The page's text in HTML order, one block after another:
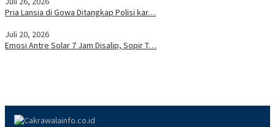
Pria Lansia di Gowa Ditangkap Polisi kar…
Juli 20, 2026
Emosi Antre Solar 7 Jam Disalip, Sopir T…